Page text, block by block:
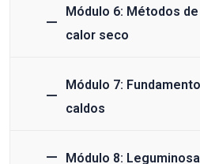
Módulo 6: Métodos
calor seco
Módulo 7:
caldos
Módulo 8: